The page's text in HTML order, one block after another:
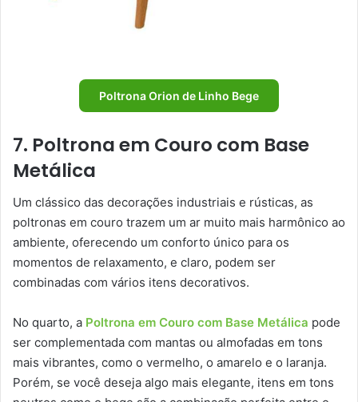
Poltrona Orion de Linho Bege
7. Poltrona em Couro com Base
Metálica
Um clássico das decorações industriais e rústicas, as
poltronas em couro trazem um ar muito mais harmônico ao
ambiente, oferecendo um conforto único para os
momentos de relaxamento, e claro, podem ser
combinadas com vários itens decorativos.
No quarto, a Poltrona em Couro com Base Metálica pode
ser complementada com mantas ou almofadas em tons
mais vibrantes, como o vermelho, o amarelo e o laranja.
Porém, se você deseja algo mais elegante, itens em tons